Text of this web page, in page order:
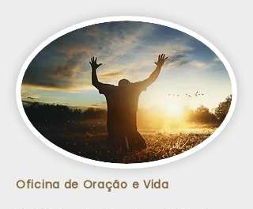
Oficina de Oração e Vida